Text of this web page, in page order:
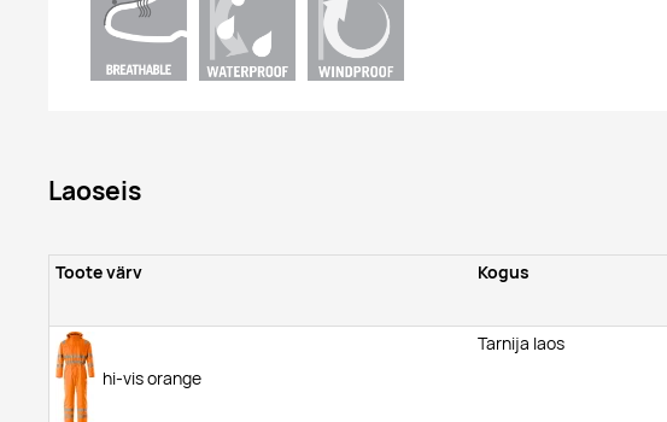
Laoseis
Toote värv
Kogus
hi-vis orange
Tarnija laos